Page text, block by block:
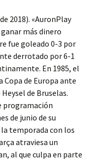
2018). «AuronPlay
más dinero
fue goleado 0-3 por
derrotado por 6-1
En 1985, el
Copa de Europa ante
de Bruselas.
programación
de junio de su
temporada con los
atraviesa un
al que culpa en parte